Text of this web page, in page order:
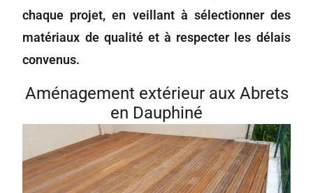
chaque projet, en veillant à sélectionner des
matériaux de qualité et à respecter les délais
convenus.
Aménagement extérieur aux Abrets
en Dauphiné